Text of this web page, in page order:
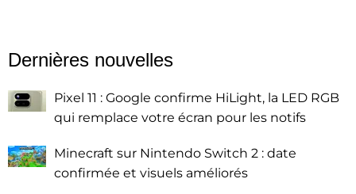
Dernières nouvelles
Pixel 11 : Google confirme HiLight, la LED RGB
qui remplace votre écran pour les notifs
Minecraft sur Nintendo Switch 2 : date
confirmée et visuels améliorés